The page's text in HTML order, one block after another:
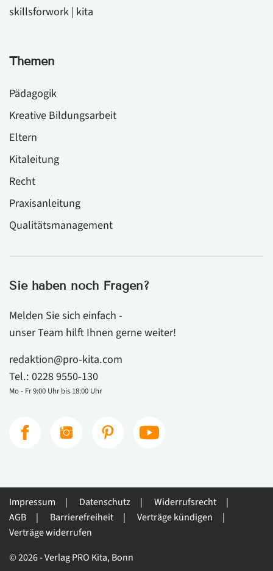
skillsforwork | kita
Themen
Pädagogik
Kreative Bildungsarbeit
Eltern
Kitaleitung
Recht
Praxisanleitung
Qualitätsmanagement
Sie haben noch Fragen?
Melden Sie sich einfach -
unser Team hilft Ihnen gerne weiter!
redaktion@pro-kita.com
Tel.:0228 9550-130
Mo - Fr 9:00 Uhr bis 18:00 Uhr
Impressum Datenschutz
Widerrufsrecht
AGB
Barrierefreiheit
Verträge kündigen
Verträge widerrufen
© 2026 - Verlag PRO Kita, Bonn